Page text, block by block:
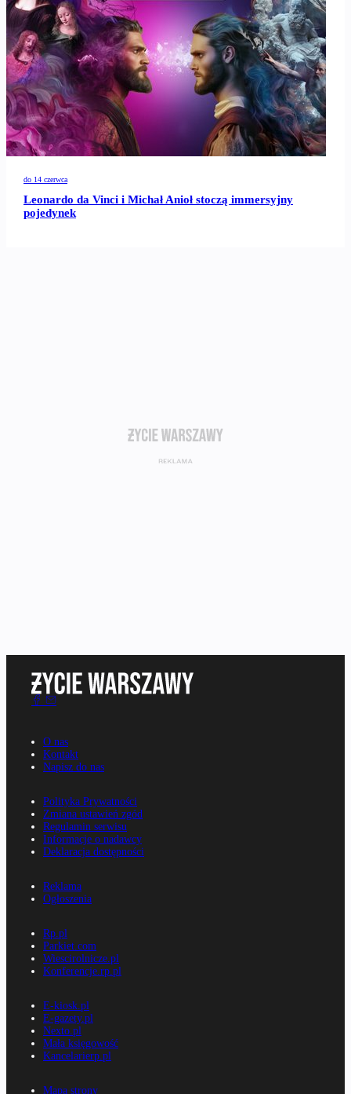
do 14 czerwca
Leonardo da Vinci i Michał Anioł stoczą immersyjny
pojedynek
O nas
Kontakt
Napisz do nas
Polityka Prywatności
Zmiana ustawień zgód
Regulamin serwisu
Informacje o nadawcy
Deklaracja dostępności
Reklama
Ogłoszenia
Rp.pl
Parkiet.com
Wiescirolnicze.pl
Konferencje.rp.pl
E-kiosk.pl
E-gazety.pl
Nexto.pl
Mała księgowość
Kancelarierp.pl
Mapa strony